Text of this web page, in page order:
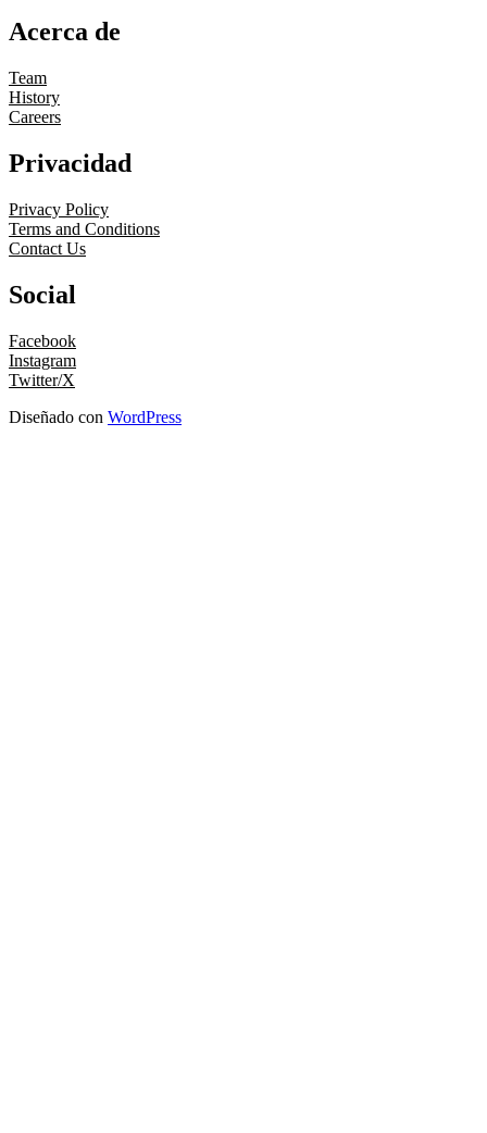
Acerca de
Team
History
Careers
Privacidad
Privacy Policy
Terms and Conditions
Contact Us
Social
Facebook
Instagram
Twitter/X
Diseñado con WordPress